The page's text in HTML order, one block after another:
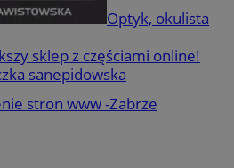
Optyk, okulista
sklep z częściami online!
sanepidowska
stron www -Zabrze